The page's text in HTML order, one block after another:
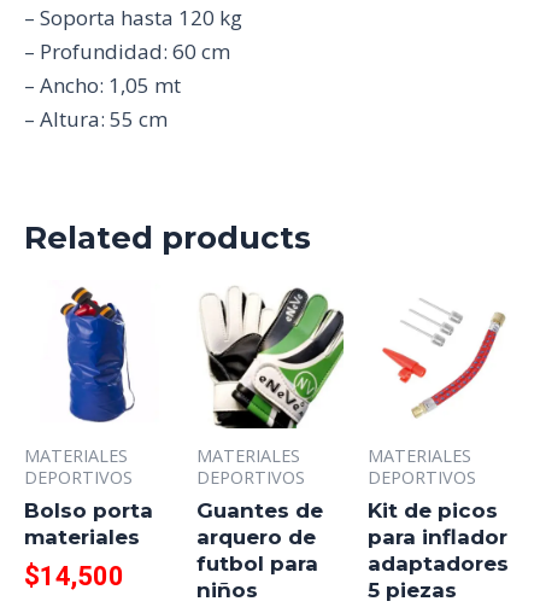
– Soporta hasta 120 kg
– Profundidad: 60 cm
– Ancho: 1,05 mt
– Altura: 55 cm
Related products
MATERIALES
DEPORTIVOS
Bolso porta
materiales
$14,500
MATERIALES
DEPORTIVOS
Guantes de
arquero de
futbol para
niños
MATERIALES
DEPORTIVOS
Kit de picos
para inflador
adaptadores
5 piezas